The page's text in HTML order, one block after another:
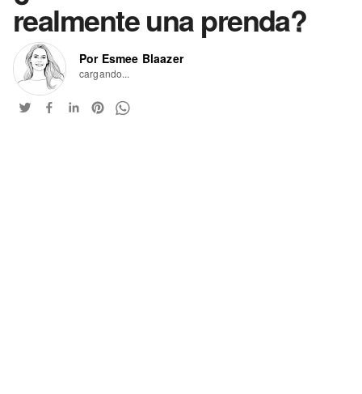
realmente una prenda?
Por Esmee Blaazer
cargando...